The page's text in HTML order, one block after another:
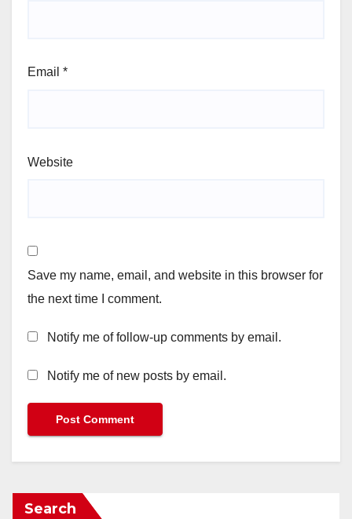
Email *
Website
Save my name, email, and website in this browser for
the next time I comment.
Notify me of follow-up comments by email.
Notify me of new posts by email.
Search